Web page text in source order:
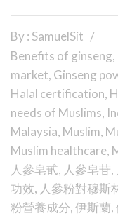
By : SamuelSit
Benefits of ginseng,
market, Ginseng
Halal certification,
needs of Muslims,
Malaysia, Muslim,
Muslim healthcare,
人參皂甙, 人參皂苷,
功效, 人參粉對穆斯
粉營養成分,伊斯蘭,